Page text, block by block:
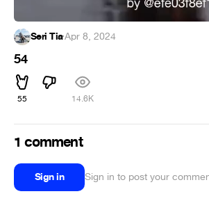
Seri Tia·Apr 8, 2024
54
55 14.6K
1 comment
Sign in Sign in to post your